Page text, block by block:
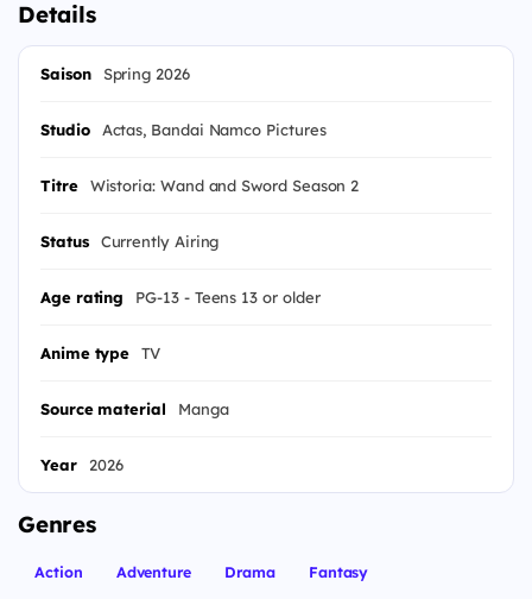
Details
Saison Spring 2026
Studio Actas, Bandai Namco Pictures
Titre Wistoria: Wand and Sword Season 2
Status Currently Airing
Age rating PG-13 - Teens 13 or older
Anime type TV
Source material Manga
Year 2026
Genres
Action Adventure Drama Fantasy